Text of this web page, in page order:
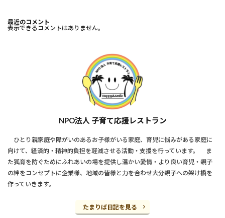
最近のコメント
表示できるコメントはありません。
NPO法人 子育て応援レストラン
ひとり親家庭や障がいのあるお子様がいる家庭、育児に悩みがある家庭に
向けて、経済的・精神的負担を軽減させる活動・支援を行っています。 ま
た狐育を防ぐためにふれあいの場を提供し温かい愛情・より良い育児・親子
の絆をコンセプトに企業様、地域の皆様と力を合わせ大分親子への架け橋を
作っていきます。
たまりば日記を見る